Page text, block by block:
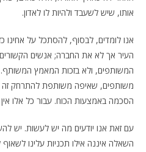
אותו, שיש לשעבד ולהיות לו לאדון.
אנו לומדים, לבסוף, להסתכל על אחינו
העיר אך לא את החברה; אנשים הקשורים
המשותפים, ולא בזכות המאמץ המשותף.
משותפים, שאיפה משותפת להתרחק
הסכמה באמצעות הכוח. עבור כל אלו
עם זאת אנו יודעים מה יש לעשות. יש
השאלה איננה אילו תכניות עלינו